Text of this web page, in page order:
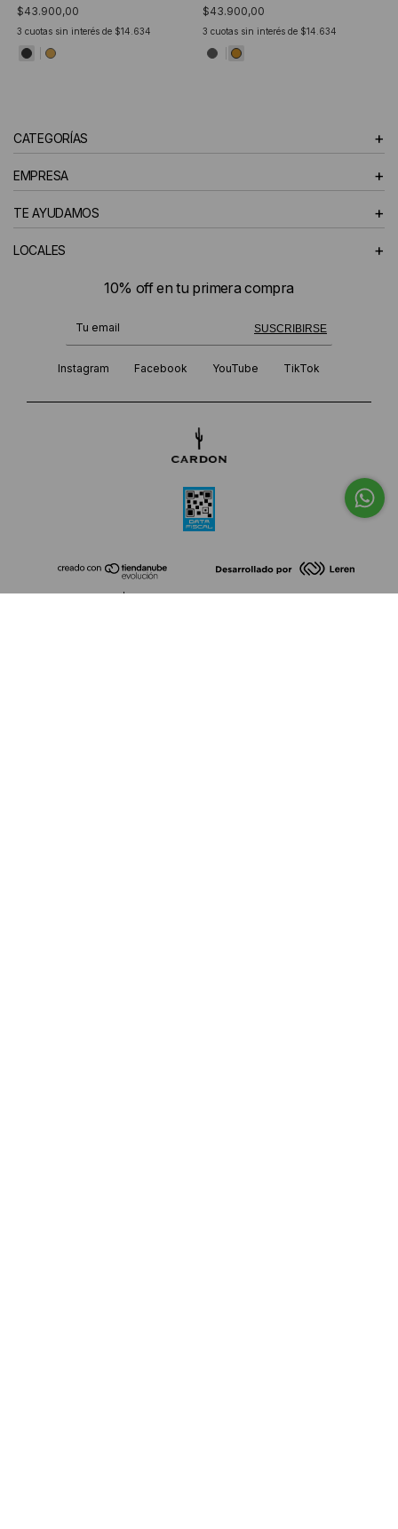
$43.900,00
3 cuotas sin interés de $14.634
$43.900,00
3 cuotas sin interés de $14.634
CATEGORÍAS +
EMPRESA +
TE AYUDAMOS +
LOCALES +
10% off en tu primera compra
SUSCRIBIRSE
¡Te suscribiste exitosamente!
Instagram Facebook YouTube TikTok